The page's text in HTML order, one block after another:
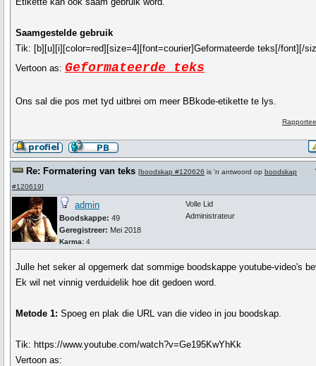
Saamgestelde gebruik
Tik: [b][u][i][color=red][size=4][font=courier]Geformateerde teks[/font][/
Vertoon as:Geformateerde teks
Ons sal die pos met tyd uitbrei om meer BBkode-etikette te lys.
Re: Formatering van teks [boodskap #120626 is 'n antwoord op boodskap
#120619]
admin
Boodskappe: 49
Geregistreer: Mei 2018
Karma: 4
Volle Lid
Administrateur
Julle het seker al opgemerk dat sommige boodskappe youtube-video's
Ek wil net vinnig verduidelik hoe dit gedoen word.
Metode 1: Spoeg en plak die URL van die video in jou boodskap.
Tik: https://www.youtube.com/watch?v=Ge195KwYhKk
Vertoon as: